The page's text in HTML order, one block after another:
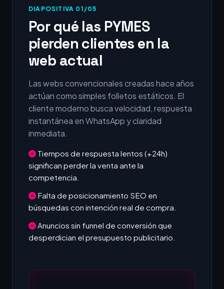
DIAPOSITIVA 01/05
Por qué las PYMES
pierden clientes en la
web actual
Las webs convencionales creadas hace años
actúan como simples folletos estáticos. El
cliente moderno busca velocidad, respuesta
instantánea en WhatsApp y claridad
inmediata.
Tiempos de respuesta lentos (+24h)
significan perder la venta ante la
competencia.
Falta de posicionamiento SEO en
búsquedas con intención real de compra.
Anuncios sin funnel de conversión que
desperdician el presupuesto publicitario.